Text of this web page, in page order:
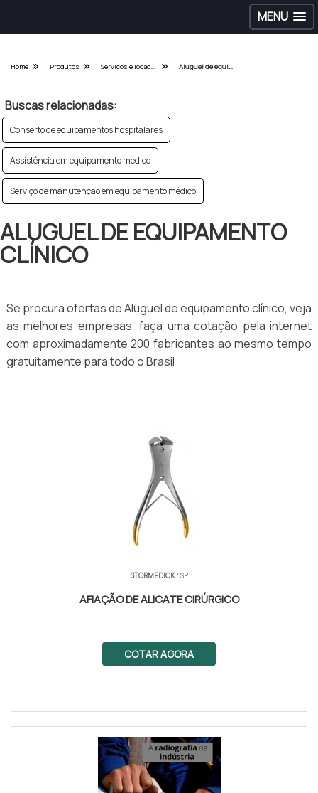
MENU
Home Produtos Servicos e locacoes hospitalares - Categoria Aluguel de equipamento clínico
Buscas relacionadas:
Conserto de equipamentos hospitalares
Assistência em equipamento médico
Serviço de manutenção em equipamento médico
ALUGUEL DE EQUIPAMENTO
CLÍNICO
Se procura ofertas de Aluguel de equipamento clínico, veja
as melhores empresas, faça uma cotação pela internet
com aproximadamente 200 fabricantes ao mesmo tempo
gratuitamente para todo o Brasil
STORMEDICK/ SP
AFIAÇÃO DE ALICATE CIRÚRGICO
COTAR AGORA